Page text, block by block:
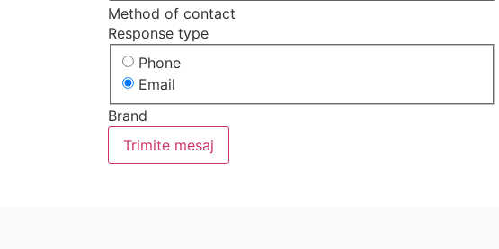
Method of contact
Response type
Phone
Email
Brand
Trimite mesaj